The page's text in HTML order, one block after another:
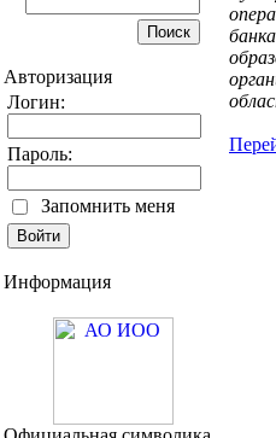
Авторизация
Логин:
Пароль:
Запомнить меня
Информация